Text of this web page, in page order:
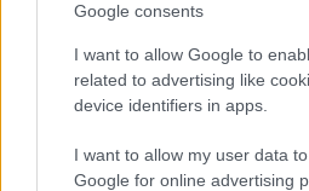
Google consents
I want to allow Google to
related to advertising like
device identifiers in apps.
I want to allow my user data
Google for online advertising
Kiemelt fotó: Tarnavölgyi Zoltán